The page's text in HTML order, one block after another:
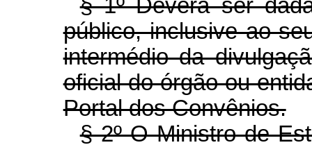
§ 1º Deverá ser
público, inclusive ao
intermédio da
oficial do órgão ou
Portal dos Convênios.
§ 2º O Ministro de